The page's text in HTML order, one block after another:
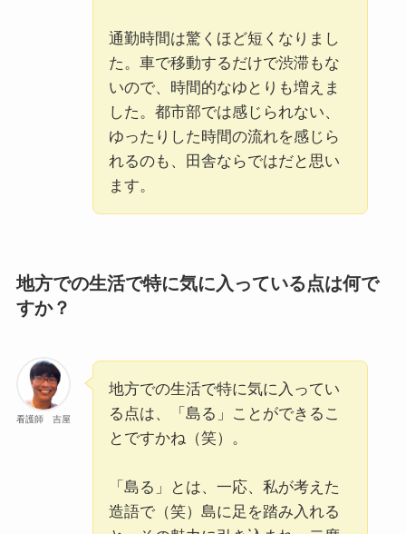
通勤時間は驚くほど短くなりまし
た。車で移動するだけで渋滞もな
いので、時間的なゆとりも増えま
した。都市部では感じられない、
ゆったりした時間の流れを感じら
れるのも、田舎ならではだと思い
ます。
地方での生活で特に気に入っている点は何で
すか？
看護師 吉屋
地方での生活で特に気に入ってい
る点は、「島る」ことができるこ
とですかね（笑）。
「島る」とは、一応、私が考えた
造語で（笑）島に足を踏み入れる